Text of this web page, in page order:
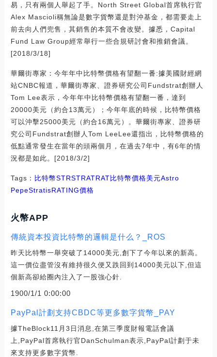
易，只有兩個人舉起了手。North Street Global首席執行官
Alex Mascioli稱無論是數字貨幣還是對沖基金，都需要走上
前去向人們兜售，其銷售的本質不會改變。據悉，Capital
Fund Law Group經常舉行一些合規研討會和推銷會議。
[2018/3/18]
華爾街專家：今年年中比特幣價格有望翻一番:據美國財經網
站CNBC報道，華爾街專家、證券研究公司Fundstrat創辦人
Tom Lee表示，今年年中比特幣價格有望翻一番，達到
20000美元（約合13萬元）；今年年底的時候，比特幣價格
可以沖擊25000美元（約合16萬元）。華爾街專家、證券研
究公司Fundstrat創辦人Tom LeeLee還指出，比特幣價格的
低點通常發生在當年的頭兩個月，在過去7年中，有6年的情
況都是如此。[2018/3/2]
Tags： 比特幣STRSTRATRAT比特幣價格美元Astro
PepeStratisRATING價格
火幣APP
傳統資本投資比特幣的邏輯是什么？_ROS
昨天比特幣一舉突破了14000美元,創下了今年以來的新高。
這一價位盡管沒有維持很久便又跌回到14000美元以下,但這
個新高卻給圈內注入了一股強心針.
1900/1/1 0:00:00
PayPal計劃支持CBDC等更多數字貨幣_PAY
據TheBlock11月3日消息,在第三季度財報電話會議
上,PayPal首席執行官DanSchulman表示,PayPal計劃于未
來支持更多數字貨幣.